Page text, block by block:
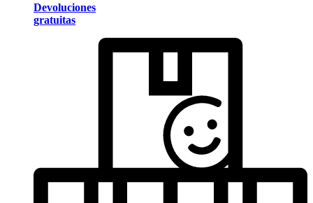
Devoluciones
gratuitas